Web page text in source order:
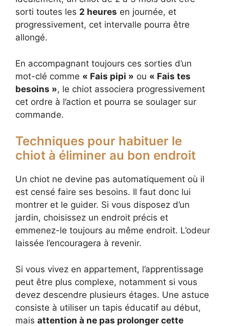
sorti toutes les 2 heures en journée, et
progressivement, cet intervalle pourra être
allongé.
En accompagnant toujours ces sorties d’un
mot-clé comme « Fais pipi » ou « Fais tes
besoins », le chiot associera progressivement
cet ordre à l’action et pourra se soulager sur
commande.
Techniques pour habituer le
chiot à éliminer au bon endroit
Un chiot ne devine pas automatiquement où il
est censé faire ses besoins. Il faut donc lui
montrer et le guider. Si vous disposez d’un
jardin, choisissez un endroit précis et
emmenez-le toujours au même endroit. L’odeur
laissée l’encouragera à revenir.
Si vous vivez en appartement, l’apprentissage
peut être plus complexe, notamment si vous
devez descendre plusieurs étages. Une astuce
consiste à utiliser un tapis éducatif au début,
mais attention à ne pas prolonger cette